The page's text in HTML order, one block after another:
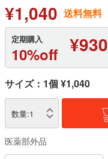
¥1,040 送料無料
定期購入
10%off ¥930
サイズ：1個 ¥1,040
数量:1
医薬部外品